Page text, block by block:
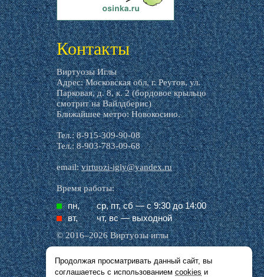
livemaster.ru
Контакты
Виртуозы Иглы
Адрес: Московская обл, г. Реутов, ул.
Парковая, д. 8, к. 2 (бордовое крыльцо
смотрит на Вайлдберис)
Ближайшее метро: Новокосино.
Тел.: 8-915-309-90-08
Тел.: 8-903-783-09-68
email:virtuozi-igly@yandex.ru
Время работы:
пн,
ср, пт, cб — с 9:30 до 14:00
вт,
чт, вс — выходной
© 2016–2026 Виртуозы иглы
Все названия производителей, символика и
описания, присутствующие в наших картинках
Продолжая просматривать данный сайт, вы
соглашаетесь с использованием cookies и